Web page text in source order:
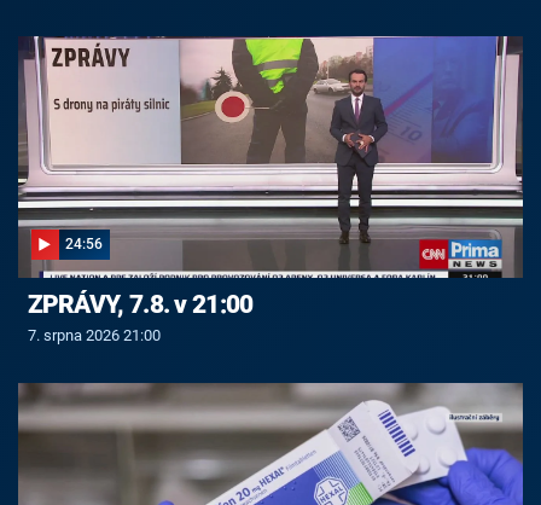
24:56
ZPRÁVY, 7.8. v 21:00
7. srpna 2026 21:00